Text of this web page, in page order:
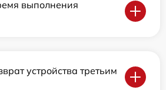
выполнения
устройства третьим